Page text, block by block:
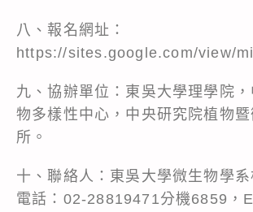
八、報名網址：
https://sites.google.com/view/
九、協辦單位：東吳大學理學院
物多樣性中心，中央研究院植物
所。
十、聯絡人：東吳大學微生物學系
電話：02-28819471分機6859，